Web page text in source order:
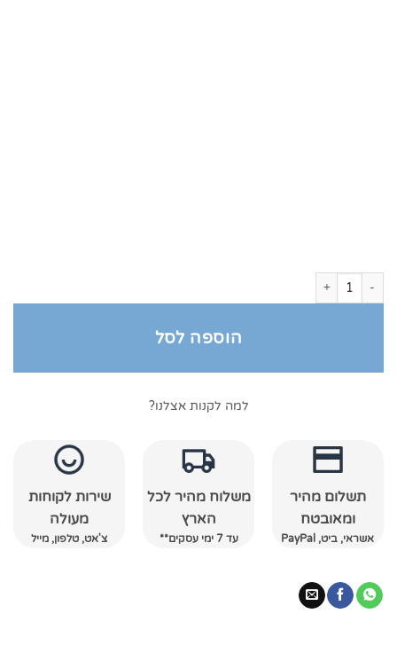
כמות של חלוק קטיפה
הוספה לסל
למה לקנות אצלנו?
תשלום מהיר
ומאובטח
אשראי, ביט, PayPal
משלוח מהיר לכל
הארץ
עד 7 ימי עסקים**
שירות לקוחות
מעולה
צ'אט, טלפון, מייל